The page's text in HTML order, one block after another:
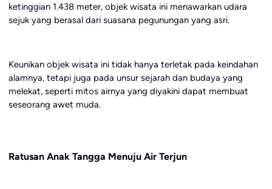
ketinggian 1.438 meter, objek wisata ini menawarkan udara
sejuk yang berasal dari suasana pegunungan yang asri.
Keunikan objek wisata ini tidak hanya terletak pada keindahan
alamnya, tetapi juga pada unsur sejarah dan budaya yang
melekat, seperti mitos airnya yang diyakini dapat membuat
seseorang awet muda.
Ratusan Anak Tangga Menuju Air Terjun